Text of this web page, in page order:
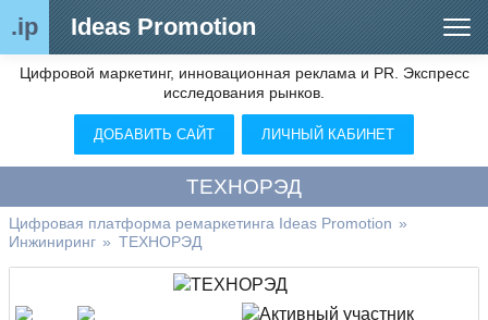
.ip Ideas Promotion
Сегменты рынка
Цифровой ремаркетинг (анализ рынка)
Видео
О нас
Цифровой маркетинг, инновационная реклама и PR. Экспресс
исследования рынков.
ДОБАВИТЬ САЙТ ЛИЧНЫЙ КАБИНЕТ
ТЕХНОРЭД
Цифровая платформа ремаркетинга Ideas Promotion »
Инжиниринг » ТЕХНОРЭД